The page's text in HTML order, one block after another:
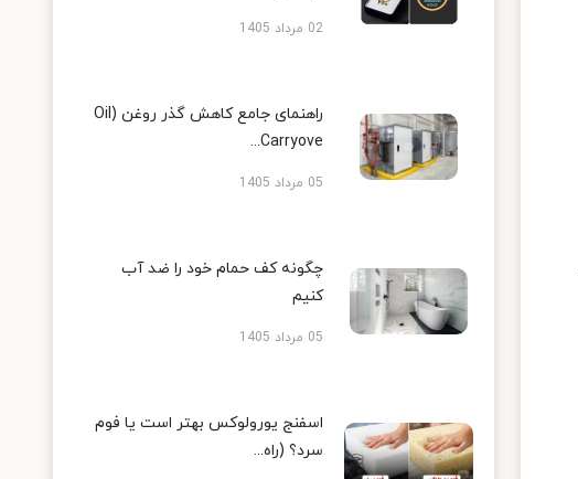
02 مرداد 1405
راهنمای جامع کاهش گذر روغن (Oil
Carryove...
05 مرداد 1405
چگونه کف حمام خود را ضد آب
کنیم
05 مرداد 1405
اسفنج یورولوکس بهتر است یا فوم
سرد؟ (راه...